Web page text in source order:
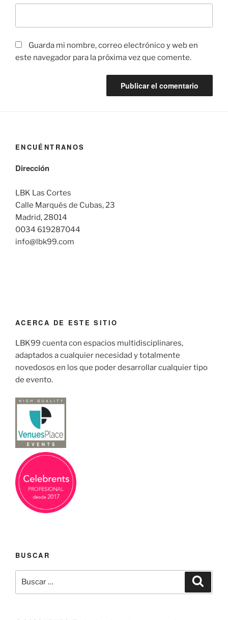
Guarda mi nombre, correo electrónico y web en
este navegador para la próxima vez que comente.
ENCUÉNTRANOS
Dirección
LBK Las Cortes
Calle Marqués de Cubas, 23
Madrid, 28014
0034 619287044
info@lbk99.com
ACERCA DE ESTE SITIO
LBK99 cuenta con espacios multidisciplinares,
adaptados a cualquier necesidad y totalmente
novedosos en los que poder desarrollar cualquier tipo
de evento.
BUSCAR
Buscar
por: